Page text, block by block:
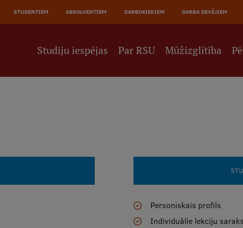
STUDENTIEM ABSOLVENTIEM DARBINIEKIEM DARBA DEVĒJIEM
Studiju iespējas Par RSU Mūžizglītība
Personiskais profils
Individuālie lekciju